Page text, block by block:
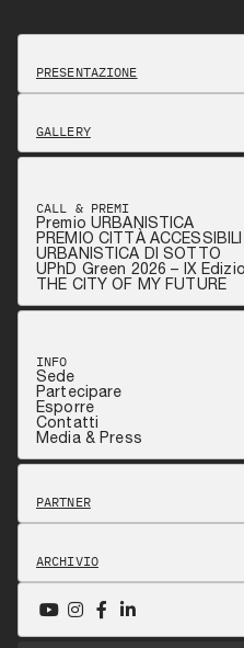
PRESENTAZIONE
GALLERY
CALL & PREMI
Premio URBANISTICA
PREMIO CITTÀ
URBANISTICA DI SOTTO
UPhD Green 2026 – IX
THE CITY OF MY FUTURE
INFO
Sede
Partecipare
Esporre
Contatti
Media & Press
PARTNER
ARCHIVIO